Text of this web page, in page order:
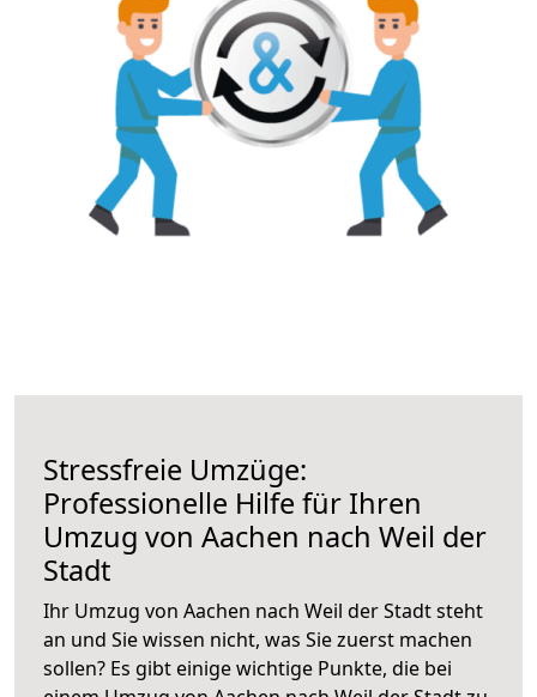
Stressfreie Umzüge:
Professionelle Hilfe für Ihren
Umzug von Aachen nach Weil der
Stadt
Ihr Umzug von Aachen nach Weil der Stadt steht
an und Sie wissen nicht, was Sie zuerst machen
sollen? Es gibt einige wichtige Punkte, die bei